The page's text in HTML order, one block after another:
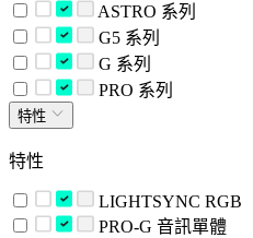
ASTRO 系列
G5 系列
G 系列
PRO 系列
特性
特性
LIGHTSYNC RGB
PRO-G 音訊單體